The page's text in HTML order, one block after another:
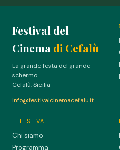
Festival del
Cinema di Cefalù
La grande festa del grande
schermo
Cefalù, Sicilia
info@festivalcinemacefalu.it
IL FESTIVAL
Chi siamo
Programma